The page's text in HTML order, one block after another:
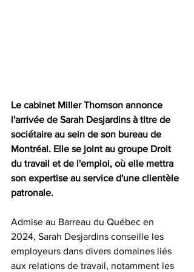
Le cabinet Miller Thomson annonce
l'arrivée de Sarah Desjardins à titre de
sociétaire au sein de son bureau de
Montréal. Elle se joint au groupe Droit
du travail et de l'emploi, où elle mettra
son expertise au service d'une clientèle
patronale.
Admise au Barreau du Québec en
2024, Sarah Desjardins conseille les
employeurs dans divers domaines liés
aux relations de travail, notamment les